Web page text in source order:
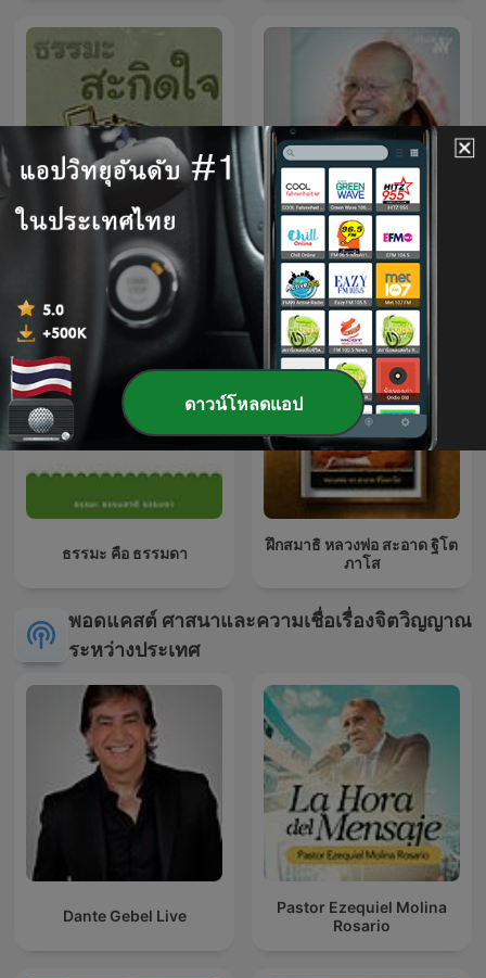
ธรรมะสะกิดใจ พระอาจารย์สมภพ โชติปัญโญ
ธรรมะ คือ ธรรมดา
ฝึกสมาธิ หลวงพ่อ สะอาด ฐิโต
ภาโส
พอดแคสต์ ศาสนาและความเชื่อเรื่องจิตวิญญาณ
ระหว่างประเทศ
Dante Gebel Live
Pastor Ezequiel Molina
Rosario
ดาวน์โหลดแอป